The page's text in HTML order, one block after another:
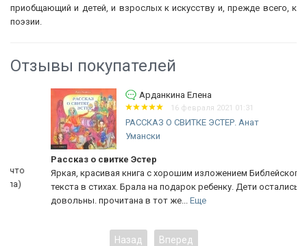
приобщающий и детей, и взрослых к искусству и, прежде всего, к
поэзии.
Отзывы покупателей
Арданкина Елена
16 февраля 2021 01:31
РАССКАЗ О СВИТКЕ ЭСТЕР. Анат
Умански
Рассказ о свитке Эстер
Яркая, красивая книга с хорошим изложением Библейского
текста в стихах. Брала на подарок ребенку. Дети остались
довольны. прочитана в тот же...Еще
Назад Вперед